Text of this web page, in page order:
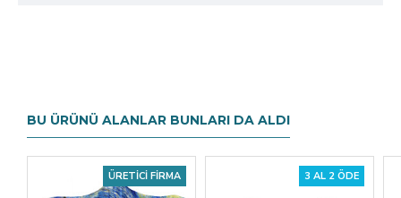
BU ÜRÜNÜ ALANLAR BUNLARI DA ALDI
ÜRETICI FIRMA 3 AL 2 ÖDE